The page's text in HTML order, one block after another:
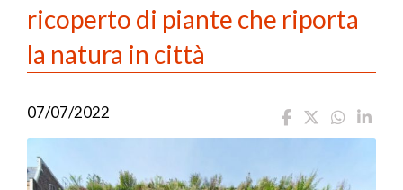
ricoperto di piante che riporta
la natura in città
07/07/2022